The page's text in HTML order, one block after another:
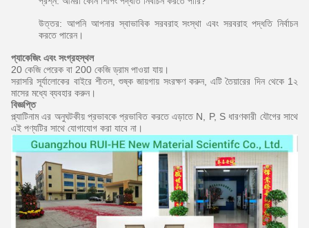
উত্তর: আপনি আপনার স্বাভাবিক সরবরাহ সংস্থা এবং সরবরাহ পদ্ধতি নির্বাচন
করতে পারেন।
প্যাকেজিং এবং সংগ্রহস্থল
20 কেজি পেরেক বা 200 কেজি ড্রাম পাওয়া যায়।
সরাসরি সূর্যালোকের বাইরে শীতল, শুষ্ক জায়গায় সংরক্ষণ করুন, এটি তৈয়ারের দিন থেকে 1২
মাসের মধ্যে ব্যবহার করুন।
বিজ্ঞপ্তি
প্ল্যাটিনাম এর অনুঘটকীয় প্রভাবকে প্রভাবিত করতে এড়াতে N, P, S ধারণকারী যৌগের সাথে
এই পণ্যটির সাথে যোগাযোগ করা যাবে না।